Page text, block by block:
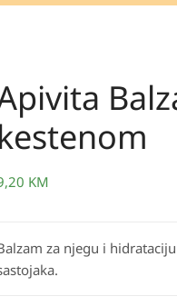
kestenom
KM
za njegu i